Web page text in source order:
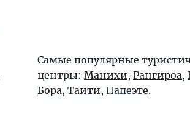
Самые популярные
центры: Манихи, Рангироа,
Бора, Таити, Папеэте.